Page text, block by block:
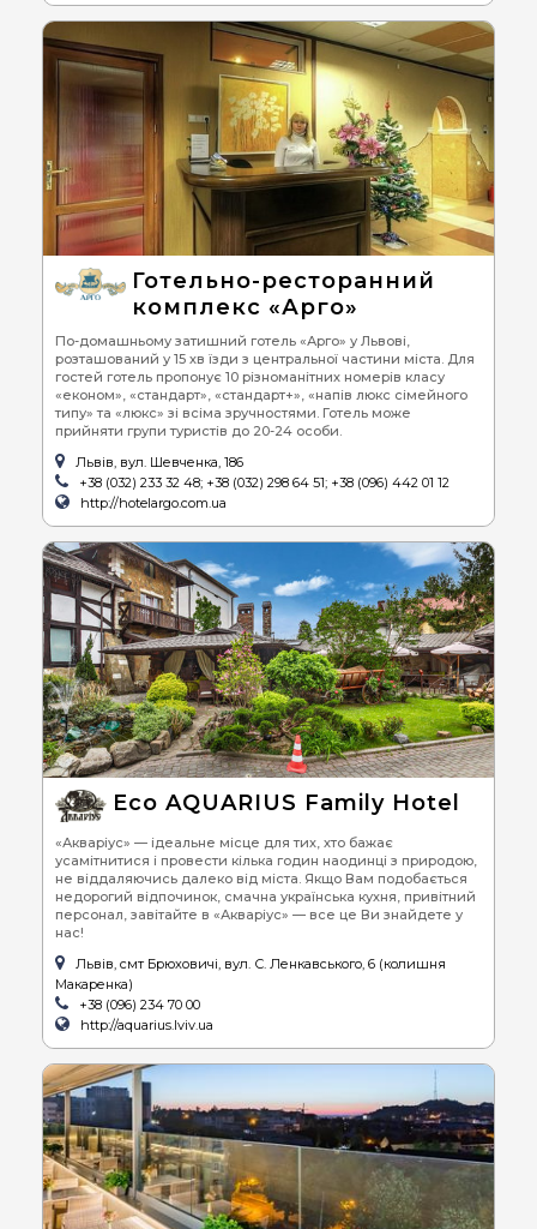
Готельно-ресторанний
комплекс «Арго»
По-домашньому затишний готель «Арго» у Львові,
розташований у 15 хв їзди з центральної частини міста. Для
гостей готель пропонує 10 різноманітних номерів класу
«економ», «стандарт», «стандарт+», «напів люкс сімейного
типу» та «люкс» зі всіма зручностями. Готель може
прийняти групи туристів до 20-24 особи.
Львів, вул. Шевченка, 186
+38 (032) 233 32 48; +38 (032) 298 64 51; +38 (096) 442 01 12
http://hotelargo.com.ua
Eco AQUARIUS Family Hotel
«Акваріус» — ідеальне місце для тих, хто бажає
усамітнитися і провести кілька годин наодинці з природою,
не віддаляючись далеко від міста. Якщо Вам подобається
недорогий відпочинок, смачна українська кухня, привітний
персонал, завітайте в «Акваріус» — все це Ви знайдете у
нас!
Львів, смт Брюховичі, вул. С. Ленкавського, 6 (колишня
Макаренка)
+38 (096) 234 70 00
http://aquarius.lviv.ua